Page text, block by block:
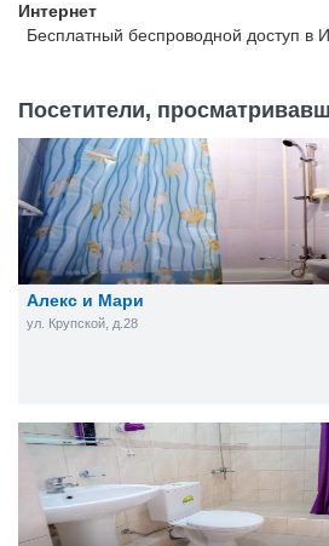
Интернет
Бесплатный беспроводной доступ в
Посетители,
Алекс и Мари
ул. Крупской, д.28